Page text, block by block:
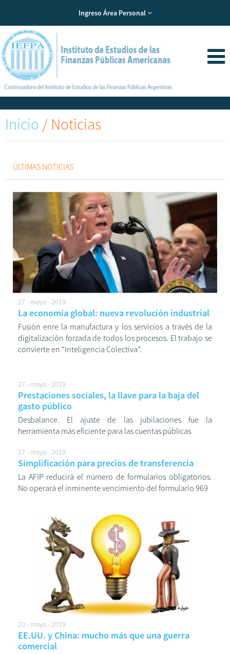
Ingreso Área Personal
Inicio / Noticias
ÚLTIMAS NOTICIAS
27 - mayo - 2019
La economía global: nueva revolución industrial
Fusión enre la manufactura y los servicios a través de la
digitalización forzada de todos los procesos. El trabajo se
convierte en “Inteligencia Colectiva”.
27 - mayo - 2019
Prestaciones sociales, la llave para la baja del
gasto público
Desbalance. El ajuste de las jubilaciones fue la
herramienta más eficiente para las cuentas públicas
27 - mayo - 2019
Simplificación para precios de transferencia
La AFIP reducirá el número de formularios obligatorios.
No operará el inminente vencimiento del formulario 969
20 - mayo - 2019
EE.UU. y China: mucho más que una guerra
comercial